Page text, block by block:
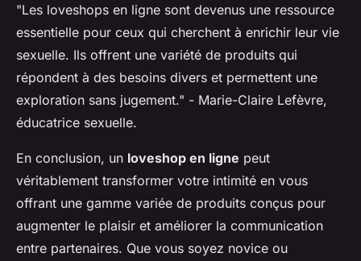
"Les loveshops en ligne sont devenus une ressource
essentielle pour ceux qui cherchent à enrichir leur vie
sexuelle. Ils offrent une variété de produits qui
répondent à des besoins divers et permettent une
exploration sans jugement." - Marie-Claire Lefèvre,
éducatrice sexuelle.
En conclusion, un loveshop en ligne peut
véritablement transformer votre intimité en vous
offrant une gamme variée de produits conçus pour
augmenter le plaisir et améliorer la communication
entre partenaires. Que vous soyez novice ou